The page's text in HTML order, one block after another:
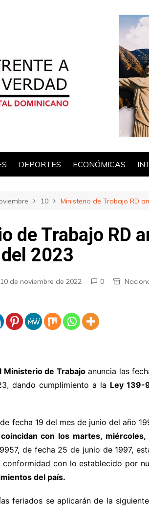
DEPORTES ECONÓMICAS
10 Ministerio de Trabajo RD
de Trabajo RD
2023
10 de noviembre de 2022 0
Ministerio de Trabajoanuncia las
dando cumplimiento a la Ley 139-
fecha 19 del mes de junio del año
con los martes,
de fecha 25 de junio de 1997,
con lo establecido por
del país.
feriados se aplicarán de la